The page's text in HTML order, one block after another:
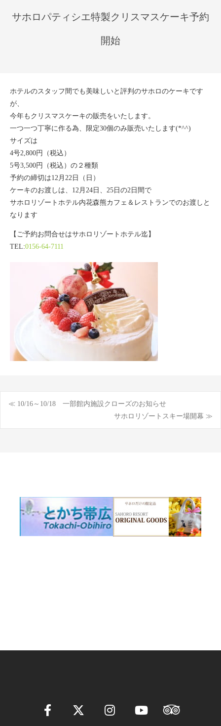
サホロパティシエ特製クリスマスケーキ予約
開始
ホテルのスタッフ間でも美味しいと評判のサホロのケーキです
が、
今年もクリスマスケーキの販売をいたします。
一つ一つ丁寧に作る為、限定30個のみ販売いたします(*^^)
サイズは
4号2,800円（税込）
5号3,500円（税込）の２種類
予約の締切は12月22日（日）
ケーキのお渡しは、12月24日、25日の2日間で
サホロリゾートホテル内花森熊カフェ＆レストランでのお渡しと
なります
【ご予約お問合せはサホロリゾートホテル迄】
TEL:0156-64-7111
投
ゲ
≪ 10/16～10/18 一部館内施設クローズのお知らせ
サホロリゾートスキー場開幕 ≫